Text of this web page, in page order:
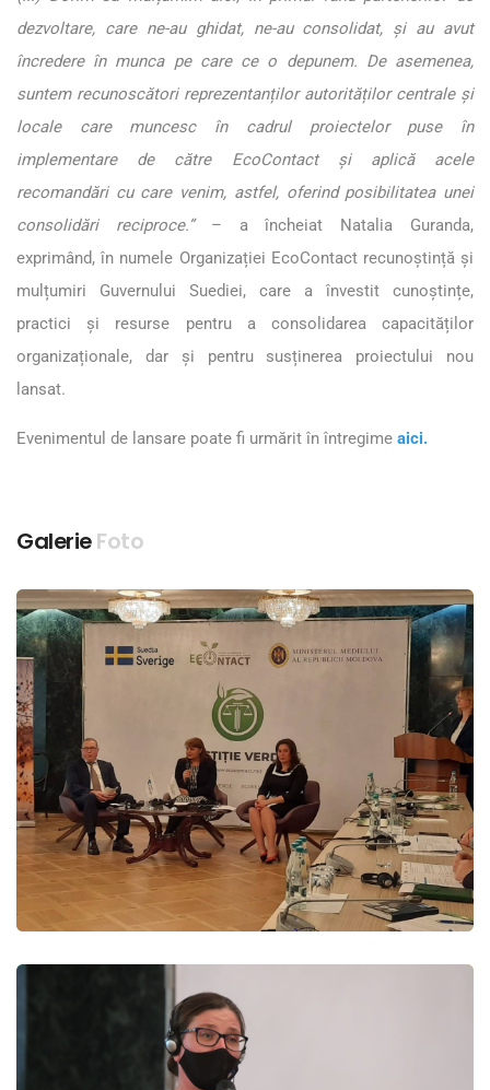
dezvoltare, care ne-au ghidat, ne-au consolidat, și au avut
încredere în munca pe care ce o depunem. De asemenea,
suntem recunoscători reprezentanților autorităților centrale și
locale care muncesc în cadrul proiectelor puse în
implementare de către EcoContact și aplică acele
recomandări cu care venim, astfel, oferind posibilitatea unei
consolidări reciproce.”– a încheiat Natalia Guranda,
exprimând, în numele Organizației EcoContact recunoștință și
mulțumiri Guvernului Suediei, care a învestit cunoștințe,
practici și resurse pentru a consolidarea capacităților
organizaționale, dar și pentru susținerea proiectului nou
lansat.
Evenimentul de lansare poate fi urmărit în întregime aici.
GalerieFoto